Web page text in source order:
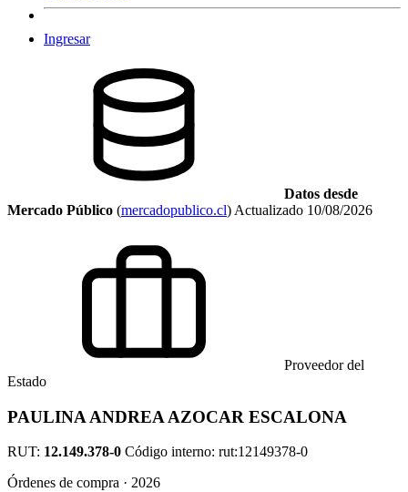
Ingresar
Datos desde
Mercado Público (mercadopublico.cl) Actualizado 10/08/2026
Proveedor del
Estado
PAULINA ANDREA AZOCAR ESCALONA
RUT: 12.149.378-0 Código interno: rut:12149378-0
Órdenes de compra · 2026